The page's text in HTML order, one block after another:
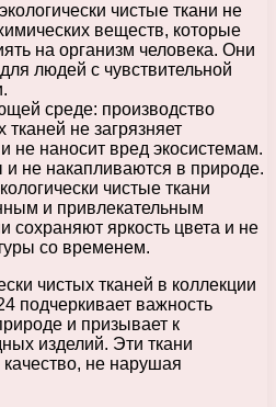
чистые ткани не
веществ, которые
на организм человека. Они
людей с чувствительной
среде: производство
тканей не загрязняет
не наносит вред экосистемам.
не накапливаются в природе.
чистые ткани
и привлекательным
яркость цвета и не
со временем.
чистых тканей в коллекции
подчеркивает важность
и призывает к
изделий. Эти ткани
не нарушая